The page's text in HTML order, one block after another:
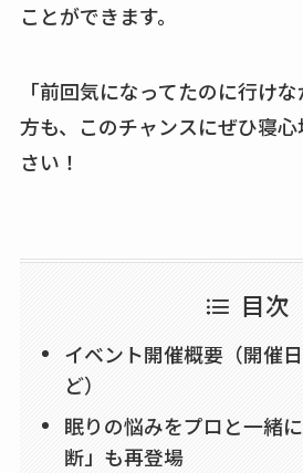
ことができます。
「前回気になってたのに行け
方も、このチャンスにぜひ寝
さい！
目次
イベント開催概要（開催
ど）
眠りの悩みをプロと一緒
断」も再登場